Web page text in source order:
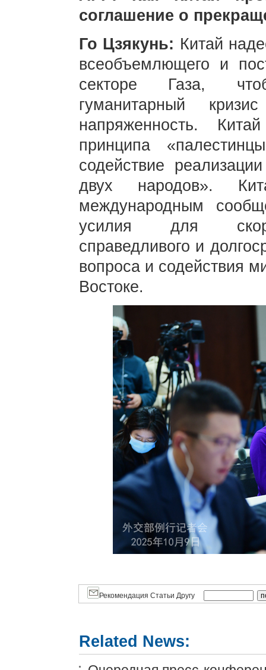
соглашение о
Го Цзякунь: Китай
всеобъемлющего и
секторе Газа,
гуманитарный
напряженность.
принципа
содействие
двух народов».
международным
усилия для
справедливого и
вопроса и содействия
Востоке.
Рекомендация Статьи Другу
Related News: